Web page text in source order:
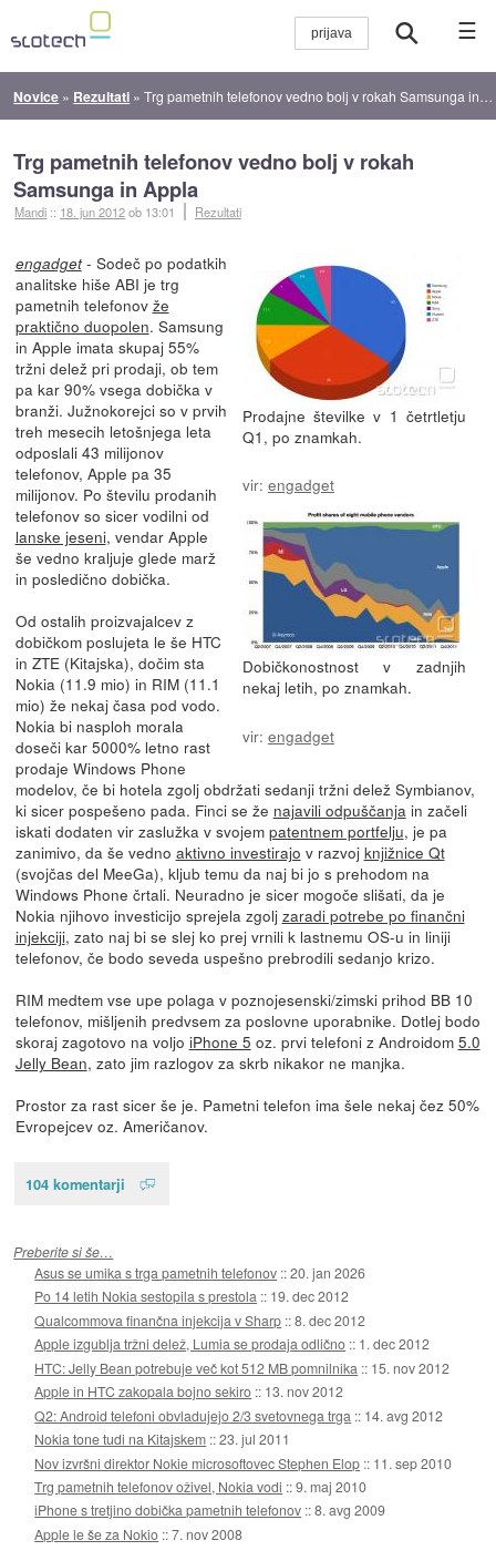
☰
Novice » Rezultati »Trg pametnih telefonov vedno bolj v rokah Samsunga in Appla
Trg pametnih telefonov vedno bolj v rokah
Samsunga in Appla
Mandi :: 18. jun 2012ob 13:01 Rezultati
Prodajne številke v 1 četrtletju
Q1, po znamkah.
vir: engadget
Dobičkonostnost v zadnjih
nekaj letih, po znamkah.
vir: engadget
engadget- Sodeč po podatkih
analitske hiše ABI je trg
pametnih telefonov že
praktično duopolen. Samsung
in Apple imata skupaj 55%
tržni delež pri prodaji, ob tem
pa kar 90% vsega dobička v
branži. Južnokorejci so v prvih
treh mesecih letošnjega leta
odposlali 43 milijonov
telefonov, Apple pa 35
milijonov. Po številu prodanih
telefonov so sicer vodilni od
lanske jeseni, vendar Apple
še vedno kraljuje glede marž
in posledično dobička.
Od ostalih proizvajalcev z
dobičkom poslujeta le še HTC
in ZTE (Kitajska), dočim sta
Nokia (11.9 mio) in RIM (11.1
mio) že nekaj časa pod vodo.
Nokia bi nasploh morala
doseči kar 5000% letno rast
prodaje Windows Phone
modelov, če bi hotela zgolj obdržati sedanji tržni delež Symbianov,
ki sicer pospešeno pada. Finci se že najavili odpuščanja in začeli
iskati dodaten vir zaslužka v svojem patentnem portfelju, je pa
zanimivo, da še vedno aktivno investirajo v razvoj knjižnice Qt
(svojčas del MeeGa), kljub temu da naj bi jo s prehodom na
Windows Phone črtali. Neuradno je sicer mogoče slišati, da je
Nokia njihovo investicijo sprejela zgolj zaradi potrebe po finančni
injekciji, zato naj bi se slej ko prej vrnili k lastnemu OS-u in liniji
telefonov, če bodo seveda uspešno prebrodili sedanjo krizo.
RIM medtem vse upe polaga v poznojesenski/zimski prihod BB 10
telefonov, mišljenih predvsem za poslovne uporabnike. Dotlej bodo
skoraj zagotovo na voljo iPhone 5 oz. prvi telefoni z Androidom 5.0
Jelly Bean, zato jim razlogov za skrb nikakor ne manjka.
Prostor za rast sicer še je. Pametni telefon ima šele nekaj čez 50%
Evropejcev oz. Američanov.
104 komentarji
Preberite si še…
Asus se umika s trga pametnih telefonov ::20. jan 2026
Po 14 letih Nokia sestopila s prestola :: 19. dec 2012
Qualcommova finančna injekcija v Sharp ::8. dec 2012
Apple izgublja tržni delež, Lumia se prodaja odlično :: 1. dec 2012
HTC: Jelly Bean potrebuje več kot 512 MB pomnilnika :: 15. nov 2012
Apple in HTC zakopala bojno sekiro :: 13. nov 2012
Q2: Android telefoni obvladujejo 2/3 svetovnega trga :: 14. avg 2012
Nokia tone tudi na Kitajskem ::23. jul 2011
Nov izvršni direktor Nokie microsoftovec Stephen Elop :: 11. sep 2010
Trg pametnih telefonov oživel, Nokia vodi ::9. maj 2010
iPhone s tretjino dobička pametnih telefonov ::8. avg 2009
Apple le še za Nokio ::7. nov 2008